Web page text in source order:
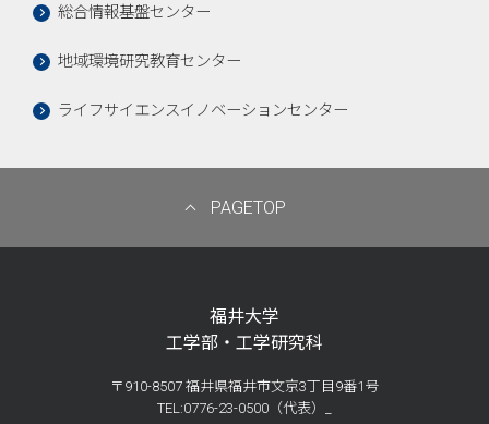
総合情報基盤センター
地域環境研究教育センター
ライフサイエンスイノベーションセンター
PAGETOP
福井大学
工学部・工学研究科
〒910-8507 福井県福井市文京3丁目9番1号
TEL:0776-23-0500（代表）_